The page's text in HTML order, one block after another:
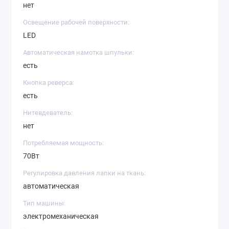
нет
Освещение рабочей поверхности:
LED
Автоматическая намотка шпульки:
есть
Кнопка реверса:
есть
Нитевдеватель:
нет
Потребляемая мощность:
70Вт
Регулировка давления лапки на ткань:
автоматическая
Тип машины:
электромеханическая